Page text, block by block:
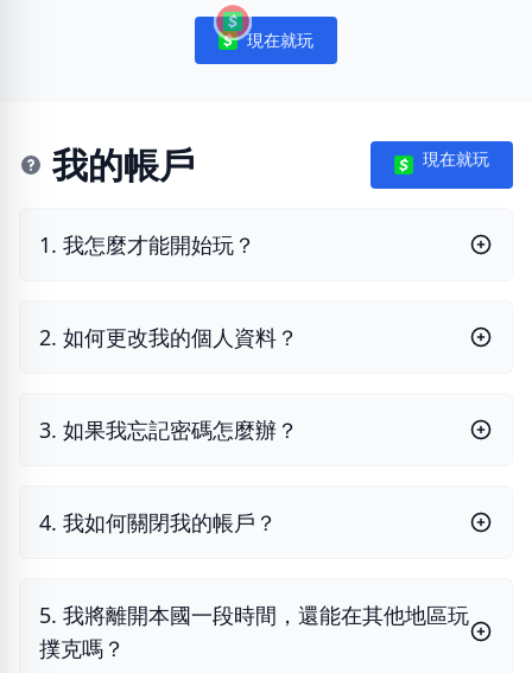
Notifications
現在就玩
我的帳戶 現在就玩
1. 我怎麼才能開始玩？
2. 如何更改我的個人資料？
3. 如果我忘記密碼怎麼辦？
4. 我如何關閉我的帳戶？
5. 我將離開本國一段時間，還能在其他地區玩
撲克嗎？